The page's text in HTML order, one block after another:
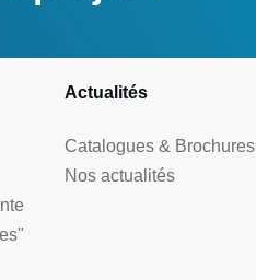
Actualités
Catalogues & Brochures
Nos actualités